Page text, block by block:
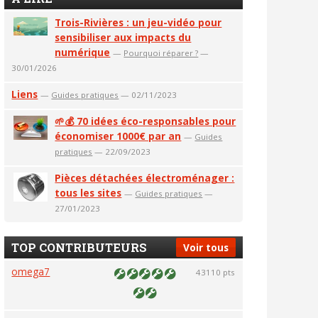
Trois-Rivières : un jeu-vidéo pour
sensibiliser aux impacts du
numérique — Pourquoi réparer ? —
30/01/2026
Liens — Guides pratiques — 02/11/2023
🌱💰 70 idées éco-responsables pour
économiser 1000€ par an — Guides
pratiques — 22/09/2023
Pièces détachées électroménager :
tous les sites — Guides pratiques —
27/01/2023
Voir tous
TOP CONTRIBUTEURS
omega7 43110 pts